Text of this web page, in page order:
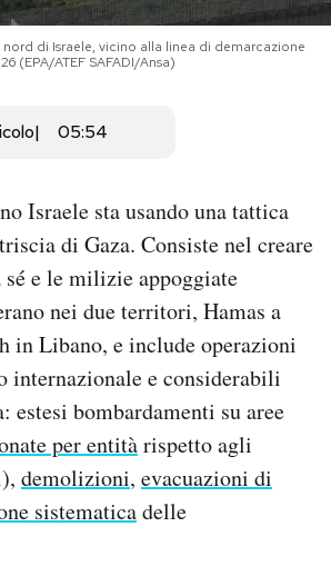
di Israele, vicino alla linea di demarcazione
(EPA/ATEF SAFADI/Ansa)
05:54
Israele sta usando una tattica
di Gaza. Consiste nel creare
e le milizie appoggiate
nei due territori, Hamas a
in Libano, e include operazioni
internazionale e considerabili
bombardamenti su aree
per entitàrispetto agli
demolizioni, evacuazioni di
sistematicadelle